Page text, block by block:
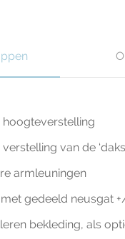
hoogteverstelling
van de
armleuningen
gedeeld neusgat
bekleding, als